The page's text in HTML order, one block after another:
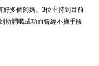
好多個阿媽。3位主持到目前
所謂嘅成功而曾經不摘手段